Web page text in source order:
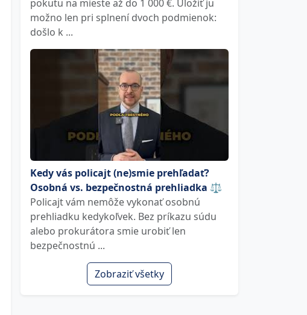
pokutu na mieste až do 1 000 €. Uložiť ju
možno len pri splnení dvoch podmienok:
došlo k ...
Kedy vás policajt (ne)smie prehľadať?
Osobná vs. bezpečnostná prehliadka ⚖️
Policajt vám nemôže vykonať osobnú
prehliadku kedykoľvek. Bez príkazu súdu
alebo prokurátora smie urobiť len
bezpečnostnú ...
Zobraziť všetky